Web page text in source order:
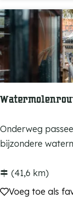
k
h
o
f
O
m
t
j
K
n
W
a
e
r
Onderweg
bijzondere
(41,6 km)
Voeg toe als
Voeg toe als